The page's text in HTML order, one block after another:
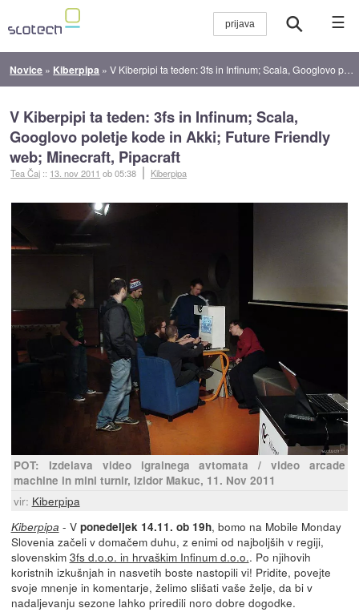
☰
Novice » Kiberpipa »V Kiberpipi ta teden: 3fs in Infinum; Scala, Googlovo poletje kode in Akki; Future Friendly web; Minecraft, Pipacraft
V Kiberpipi ta teden: 3fs in Infinum; Scala,
Googlovo poletje kode in Akki; Future Friendly
web; Minecraft, Pipacraft
Tea Čaj :: 13. nov 2011 ob 05:38 Kiberpipa
POT: Izdelava video igralnega avtomata / video arcade
machine in mini turnir, Izidor Makuc, 11. Nov 2011
vir: Kiberpipa
Kiberpipa - V ponedeljek 14.11. ob 19h, bomo na Mobile Monday
Slovenia začeli v domačem duhu, z enimi od najboljših v regiji,
slovenskim 3fs d.o.o. in hrvaškim Infinum d.o.o.. Po njihovih
koristnih izkušnjah in nasvetih boste nastopili vi! Pridite, povejte
svoje mnenje in komentarje, želimo slišati vaše želje, da bi v
nadaljevanju sezone lahko priredili noro dobre dogodke.